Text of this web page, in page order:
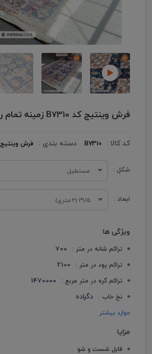
فرش وینتیج کد B7310 زمینه تمام رنگ
کد کالا : B7310 دسته بندی : فرش وینتیج
شکل : مستطیل
ابعاد : ۱/۵*۱ (۲ متری)
ویژگی ها
تراکم شانه در متر : 700
تراکم پود در متر : 2100
تراکم گره در متر مربع : 1470000
نخ خاب : دگراده
موارد بیشتر
مزایا
قابل شست و شو